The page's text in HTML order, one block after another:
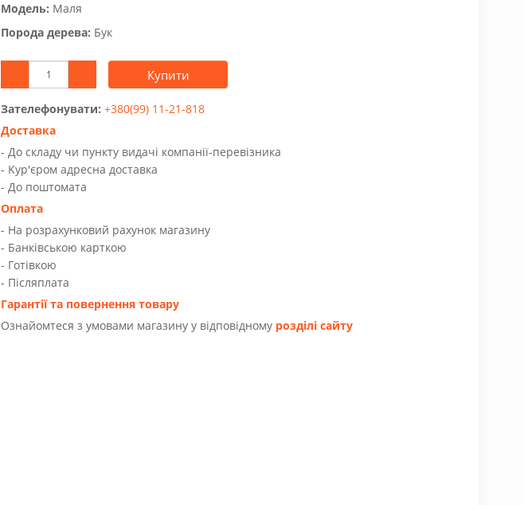
Модель: Маля
Порода дерева: Бук
Купити
Зателефонувати: +380(99) 11-21-818
Доставка
- До складу чи пункту видачі компанії-перевізника
- Kур'єром адресна доставка
- До поштомата
Оплата
- На розрахунковий рахунок магазину
- Банківською карткою
- Готівкою
- Післяплата
Гарантії та повернення товару
Ознайомтеся з умовами магазину у відповідному розділі сайту